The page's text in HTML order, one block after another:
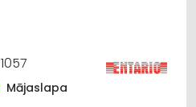
vairumtirdzniecība
Mājaslapa